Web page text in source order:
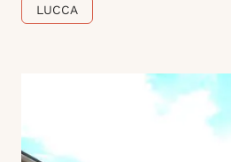
LUCCA